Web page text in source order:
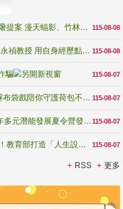
115-08-08
青年壯遊點精選夏夜限定避暑提案 漫天蝠影、竹林尋蛙、茶香夜觀 邀青年暮色出發
115-08-08
教育家人物典範 發明大王林永禎教授 用自身經歷點亮學生的路
115-08-07
騙
115-08-07
反詐騙宣導_防詐有道，霹靂布袋戲陪你守護荷包不受騙
115-08-07
跨越限制，探索潛能！115年多元潛能發展夏令營發掘生命無限可能
115-08-07
高齡不是終點而是夢想起點！教育部打造「人生設計夢工場」 參展第3屆高齡健康產業博覽會
RSS 更多